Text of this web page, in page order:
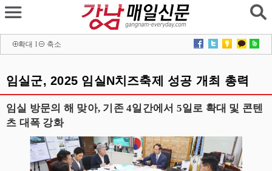
확대 l 축소
임실군, 2025 임실N치즈축제 성공 개최 총력
임실 방문의 해 맞아, 기존 4일간에서 5일로 확대 및 콘텐
츠 대폭 강화